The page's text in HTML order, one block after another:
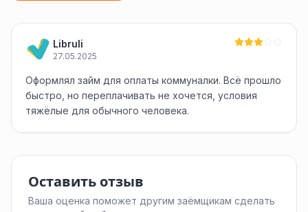
Libruli
27.05.2025
Оформлял займ для оплаты коммуналки. Всё прошло
быстро, но переплачивать не хочется, условия
тяжёлые для обычного человека.
Оставить отзыв
Ваша оценка поможет другим заёмщикам сделать